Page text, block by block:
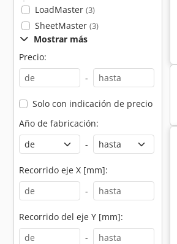
LoadMaster (3)
SheetMaster (3)
Mostrar más
Precio:
-
Solo con indicación de precio
Año de fabricación:
-
Recorrido eje X [mm]:
-
Recorrido del eje Y [mm]:
-
Laser De Corte Corte Del Laser